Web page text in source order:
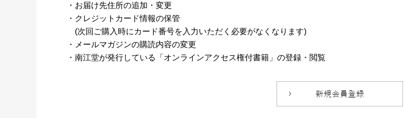
・お届け先住所の追加・変更
・クレジットカード情報の保管
(次回ご購入時にカード番号を入力いただく必要がなくなります)
・メールマガジンの購読内容の変更
・南江堂が発行している「オンラインアクセス権付書籍」の登録・閲覧